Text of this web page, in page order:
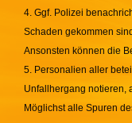
Ggf. Polizei
Schaden gekommen
Ansonsten können die
Personalien aller
Unfallhergang notieren,
Möglichst alle Spuren